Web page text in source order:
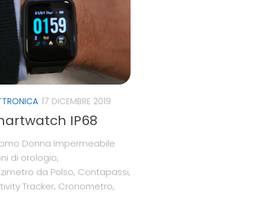
17 DICEMBRE 2019
IP68
Donna Impermeabile
di orologio,
da Polso, Contapassi,
Tracker, Cronometro,